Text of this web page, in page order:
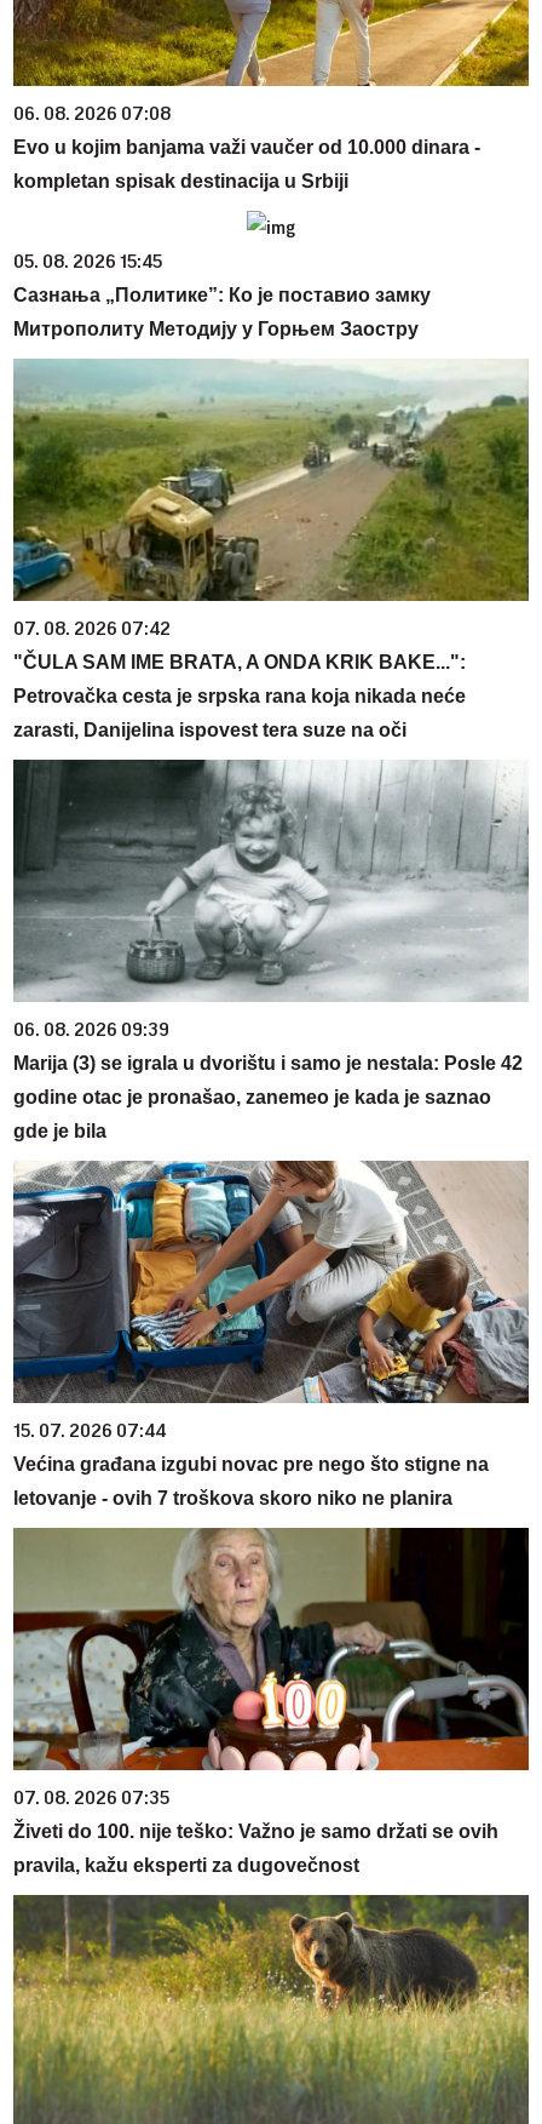
06. 08. 2026 07:08
Evo u kojim banjama važi vaučer od 10.000 dinara -
kompletan spisak destinacija u Srbiji
05. 08. 2026 15:45
Сазнања „Политике”: Ко је поставио замку
Митрополиту Методију у Горњем Заостру
07. 08. 2026 07:42
"ČULA SAM IME BRATA, A ONDA KRIK BAKE...":
Petrovačka cesta je srpska rana koja nikada neće
zarasti, Danijelina ispovest tera suze na oči
06. 08. 2026 09:39
Marija (3) se igrala u dvorištu i samo je nestala: Posle 42
godine otac je pronašao, zanemeo je kada je saznao
gde je bila
15. 07. 2026 07:44
Većina građana izgubi novac pre nego što stigne na
letovanje - ovih 7 troškova skoro niko ne planira
07. 08. 2026 07:35
Živeti do 100. nije teško: Važno je samo držati se ovih
pravila, kažu eksperti za dugovečnost